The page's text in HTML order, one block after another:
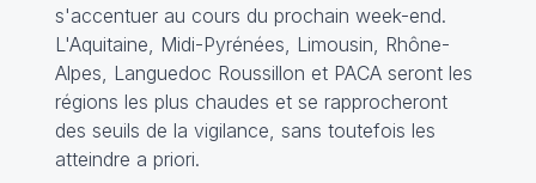
s'accentuer au cours du prochain week-end.
L'Aquitaine, Midi-Pyrénées, Limousin, Rhône-
Alpes, Languedoc Roussillon et PACA seront les
régions les plus chaudes et se rapprocheront
des seuils de la vigilance, sans toutefois les
atteindre a priori.